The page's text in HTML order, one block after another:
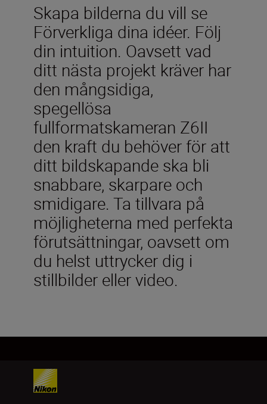
Skapa bilderna du vill se
Förverkliga dina idéer. Följ
din intuition. Oavsett vad
ditt nästa projekt kräver har
den mångsidiga,
spegellösa
fullformatskameran Z6II
den kraft du behöver för att
ditt bildskapande ska bli
snabbare, skarpare och
smidigare. Ta tillvara på
möjligheterna med perfekta
förutsättningar, oavsett om
du helst uttrycker dig i
stillbilder eller video.